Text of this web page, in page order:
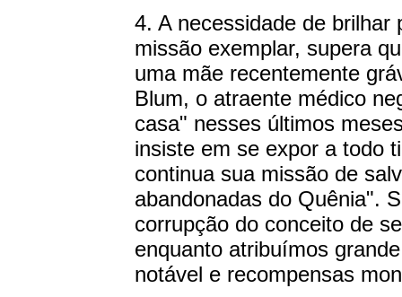
4. A necessidade de brilhar
missão exemplar, supera
uma mãe recentemente
Blum, o atraente médico
casa" nesses últimos
insiste em se expor a todo
continua sua missão de
abandonadas do Quênia".
corrupção do conceito de
enquanto atribuímos
notável e recompensas